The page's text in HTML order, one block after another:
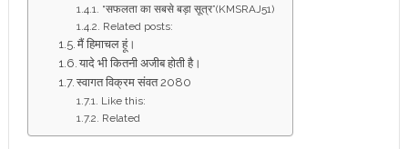
“सफलता का सबसे बड़ा सूत्र”(KMSRAJ51)
Related posts:
मैं हिमाचल हूं।
यादे भी कितनी अजीब होती है।
स्वागत विक्रम संवत 2080
Like this:
Related